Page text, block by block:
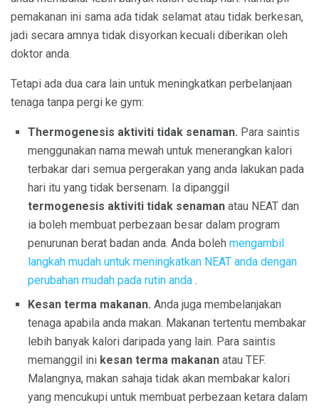
pemakanan ini sama ada tidak selamat atau tidak berkesan,
jadi secara amnya tidak disyorkan kecuali diberikan oleh
doktor anda.
Tetapi ada dua cara lain untuk meningkatkan perbelanjaan
tenaga tanpa pergi ke gym:
Thermogenesis aktiviti tidak senaman. Para saintis
menggunakan nama mewah untuk menerangkan kalori
terbakar dari semua pergerakan yang anda lakukan pada
hari itu yang tidak bersenam. Ia dipanggil
termogenesis aktiviti tidak senaman atau NEAT dan
ia boleh membuat perbezaan besar dalam program
penurunan berat badan anda. Anda boleh mengambil
langkah mudah untuk meningkatkan NEAT anda dengan
perubahan mudah pada rutin anda .
Kesan terma makanan. Anda juga membelanjakan
tenaga apabila anda makan. Makanan tertentu membakar
lebih banyak kalori daripada yang lain. Para saintis
memanggil ini kesan terma makanan atau TEF.
Malangnya, makan sahaja tidak akan membakar kalori
yang mencukupi untuk membuat perbezaan ketara dalam